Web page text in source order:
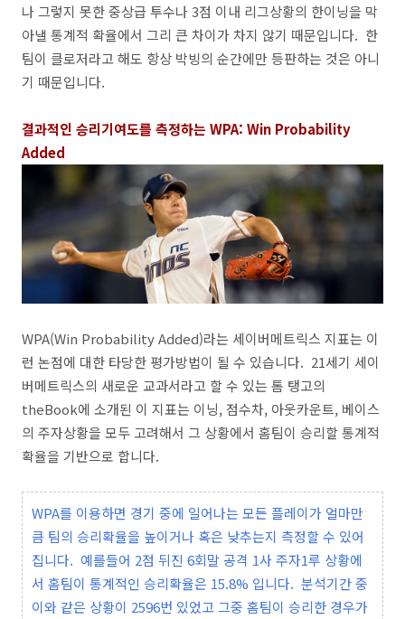
나 그렇지 못한 중상급 투수나 3점 이내 리그상황의 한이닝을 막
아낼 통계적 확율에서 그리 큰 차이가 차지 않기 때문입니다. 한
팀이 클로저라고 해도 항상 박빙의 순간에만 등판하는 것은 아니
기 때문입니다.
결과적인 승리기여도를 측정하는 WPA: Win Probability
Added
WPA(Win Probability Added)라는 세이버메트릭스 지표는 이
런 논점에 대한 타당한 평가방법이 될 수 있습니다. 21세기 세이
버메트릭스의 새로운 교과서라고 할 수 있는 톰 탱고의
theBook에 소개된 이 지표는 이닝, 점수차, 아웃카운트, 베이스
의 주자상황을 모두 고려해서 그 상황에서 홈팀이 승리할 통계적
확율을 기반으로 합니다.
WPA를 이용하면 경기 중에 일어나는 모든 플레이가 얼마만
큼 팀의 승리확율을 높이거나 혹은 낮추는지 측정할 수 있어
집니다. 예를들어 2점 뒤진 6회말 공격 1사 주자1루 상황에
서 홈팀이 통계적인 승리확율은 15.8% 입니다. 분석기간 중
이와 같은 상황이 2596번 있었고 그중 홈팀이 승리한 경우가